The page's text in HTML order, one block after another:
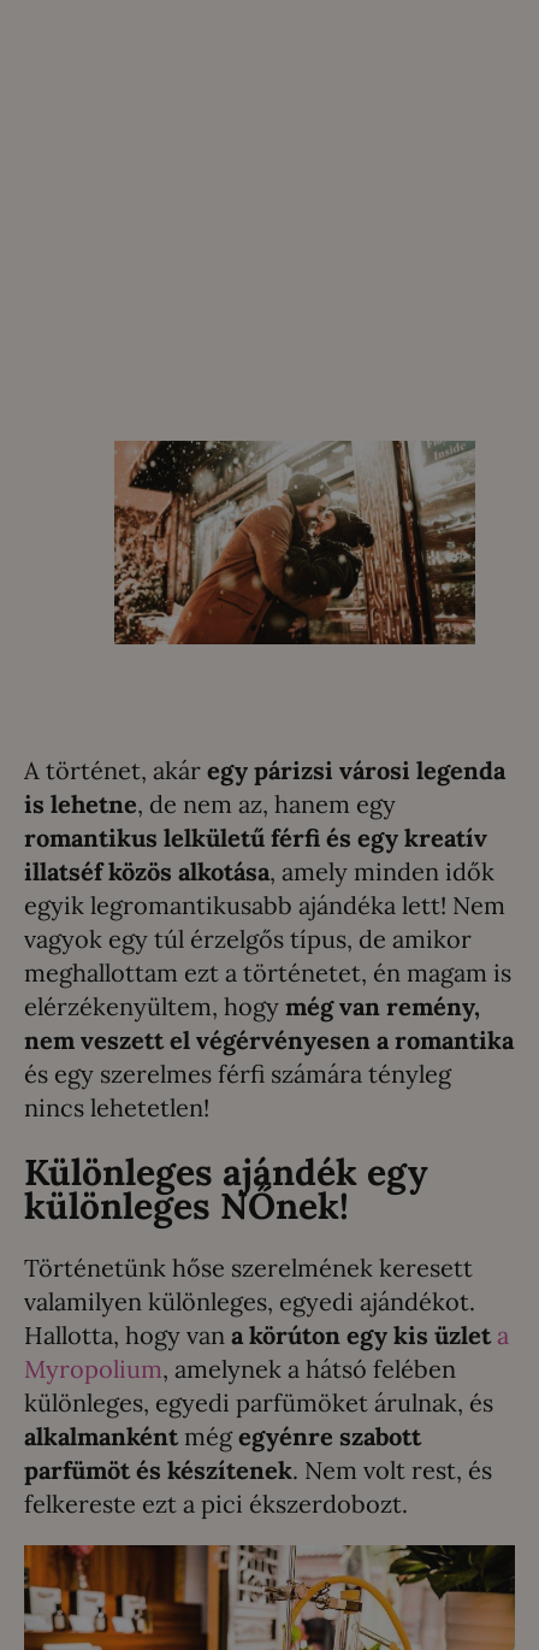
A történet, akár egy párizsi városi legenda
is lehetne, de nem az, hanem egy
romantikus lelkületű férfi és egy kreatív
illatséf közös alkotása, amely minden idők
egyik legromantikusabb ajándéka lett! Nem
vagyok egy túl érzelgős típus, de amikor
meghallottam ezt a történetet, én magam is
elérzékenyültem, hogy még van remény,
nem veszett el végérvényesen a romantika
és egy szerelmes férfi számára tényleg
nincs lehetetlen!
Különleges ajándék egy
különleges NŐnek!
Történetünk hőse szerelmének keresett
valamilyen különleges, egyedi ajándékot.
Hallotta, hogy van a körúton egy kis üzlet a
Myropolium, amelynek a hátsó felében
különleges, egyedi parfümöket árulnak, és
alkalmankéntmégegyénre szabott
parfümöt és készítenek. Nem volt rest, és
felkereste ezt a pici ékszerdobozt.